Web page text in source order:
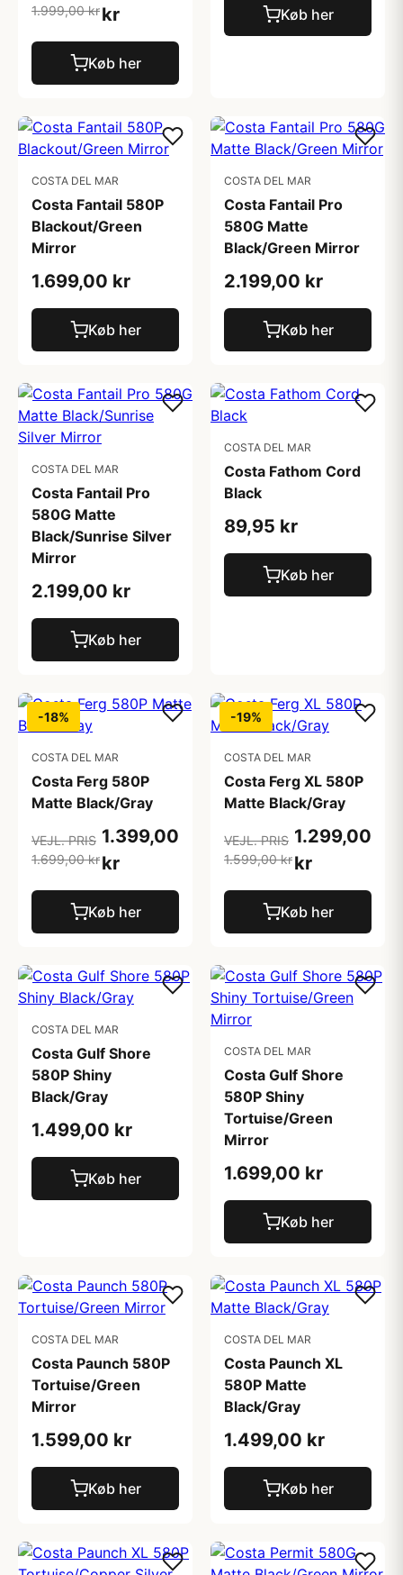
1.999,00 krkr
Køb her
Køb her
COSTA DEL MAR
Costa Fantail 580P
Blackout/Green
Mirror
1.699,00 kr
Køb her
COSTA DEL MAR
Costa Fantail Pro
580G Matte
Black/Green Mirror
2.199,00 kr
Køb her
COSTA DEL MAR
Costa Fantail Pro
580G Matte
Black/Sunrise Silver
Mirror
2.199,00 kr
Køb her
COSTA DEL MAR
Costa Fathom Cord
Black
89,95 kr
Køb her
-18%
COSTA DEL MAR
Costa Ferg 580P
Matte Black/Gray
VEJL. PRIS
1.699,00 kr
1.399,00
kr
Køb her
-19%
COSTA DEL MAR
Costa Ferg XL 580P
Matte Black/Gray
VEJL. PRIS
1.599,00 kr
1.299,00
kr
Køb her
COSTA DEL MAR
Costa Gulf Shore
580P Shiny
Black/Gray
1.499,00 kr
Køb her
COSTA DEL MAR
Costa Gulf Shore
580P Shiny
Tortuise/Green
Mirror
1.699,00 kr
Køb her
COSTA DEL MAR
Costa Paunch 580P
Tortuise/Green
Mirror
1.599,00 kr
Køb her
COSTA DEL MAR
Costa Paunch XL
580P Matte
Black/Gray
1.499,00 kr
Køb her